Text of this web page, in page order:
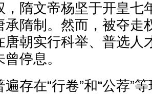
，隋文帝杨坚于开皇七
承隋制。然而，被夺走
唐朝实行科举、普选人
停息。
存在“行卷”和“公荐”